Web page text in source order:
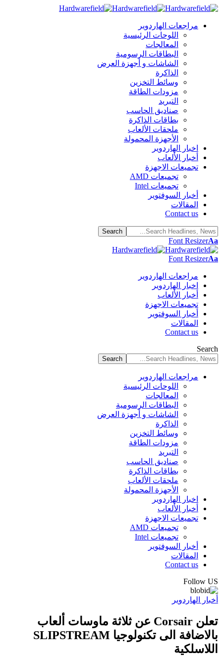
مراجعات الهاردوير
اللوحات الرئيسية
المعالجات
البطاقات الرسومية
الشاشات و أجهزة العرض
الذاكرة
وسائط التخزين
مزودات الطاقة
التبريد
صناديق الحاسب
بطاقات الذاكرة
ملحقات الألعاب
الأجهزة المحمولة
اخبار الهاردوير
أخبار الألعاب
تجميعات الاجهزة
تجميعات AMD
تجميعات Intel
أخبار السوفتوير
المقالات
Contact us
Font ResizerAa
Font ResizerAa
مراجعات الهاردوير
اخبار الهاردوير
أخبار الألعاب
تجميعات الاجهزة
أخبار السوفتوير
المقالات
Contact us
Search
مراجعات الهاردوير
اللوحات الرئيسية
المعالجات
البطاقات الرسومية
الشاشات و أجهزة العرض
الذاكرة
وسائط التخزين
مزودات الطاقة
التبريد
صناديق الحاسب
بطاقات الذاكرة
ملحقات الألعاب
الأجهزة المحمولة
اخبار الهاردوير
أخبار الألعاب
تجميعات الاجهزة
تجميعات AMD
تجميعات Intel
أخبار السوفتوير
المقالات
Contact us
Follow US
أخبار الهاردوير
تعلن Corsair عن ثلاثة ماوسات ألعاب
بالاضافة الى تكنولوجيا SLIPSTREAM
اللاسلكية